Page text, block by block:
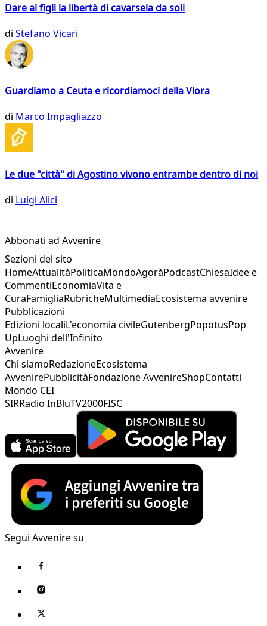
Dare ai figli la libertà di cavarsela da soli
di Stefano Vicari
Guardiamo a Ceuta e ricordiamoci della Vlora
di Marco Impagliazzo
Le due "città" di Agostino vivono entrambe dentro di noi
di Luigi Alici
Abbonati ad Avvenire
Sezioni del sito
HomeAttualitàPoliticaMondoAgoràPodcastChiesaIdee e
CommentiEconomiaVita e
CuraFamigliaRubricheMultimediaEcosistema avvenire
Pubblicazioni
Edizioni localiL'economia civileGutenbergPopotusPop
UpLuoghi dell'Infinito
Avvenire
Chi siamoRedazioneEcosistema
AvvenirePubblicitàFondazione AvvenireShopContatti
Mondo CEI
SIRRadio InBluTV2000FISC
Segui Avvenire su